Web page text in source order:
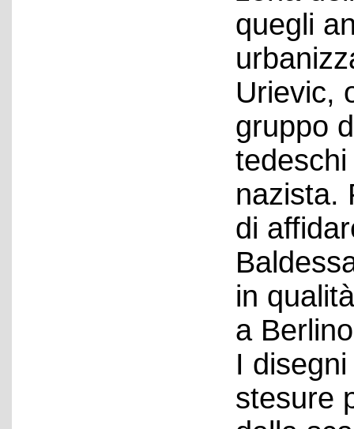
quegli
Urievic,
gruppo
nazista.
di
in
a
I
stesure